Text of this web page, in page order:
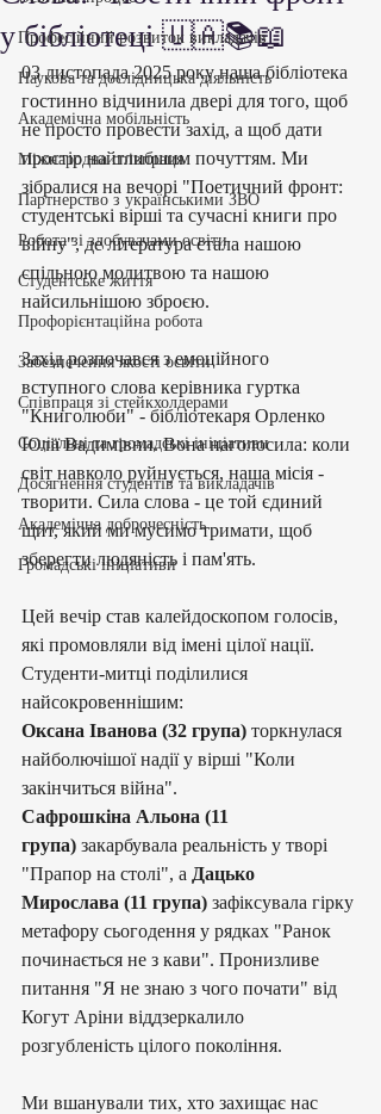
Професійний розвиток викладачів
Наукова та дослідницька діяльність
Академічна мобільність
Міжнародна співпраця
Партнерство з українськими ЗВО
Робота зі здобувачами освіти
Студентське життя
Профорієнтаційна робота
Забезпечення якості освіти
Співпраця зі стейкхолдерами
Соціальні та громадські ініціативи
Досягнення студентів та викладачів
Академічна доброчесність
Громадські ініціативи
у бібліотеці 🇺🇦📚📖
03 листопада 2025 року наша бібліотека
гостинно відчинила двері для того, щоб
не просто провести захід, а щоб дати
простір найглибшим почуттям. Ми
зібралися на вечорі "Поетичний фронт:
студентські вірші та сучасні книги про
війну", де література стала нашою
спільною молитвою та нашою
найсильнішою зброєю.
Захід розпочався з емоційного
вступного слова керівника гуртка
"Книголюби" - бібліотекаря Орленко
Юлії Вадимівни. Вона наголосила: коли
світ навколо руйнується, наша місія -
творити. Сила слова - це той єдиний
щит, який ми мусимо тримати, щоб
зберегти людяність і пам'ять.
Цей вечір став калейдоскопом голосів,
які промовляли від імені цілої нації.
Студенти-митці поділилися
найсокровеннішим:
Оксана Іванова (32 група) торкнулася
найболючішої надії у вірші "Коли
закінчиться війна".
​Сафрошкіна Альона (11
група) закарбувала реальність у творі
"Прапор на столі", а Дацько
Мирослава (11 група) зафіксувала гірку
метафору сьогодення у рядках "Ранок
починається не з кави". Пронизливе
питання "Я не знаю з чого почати" від
Когут Аріни віддзеркалило
розгубленість цілого покоління.
​Ми вшанували тих, хто захищає нас